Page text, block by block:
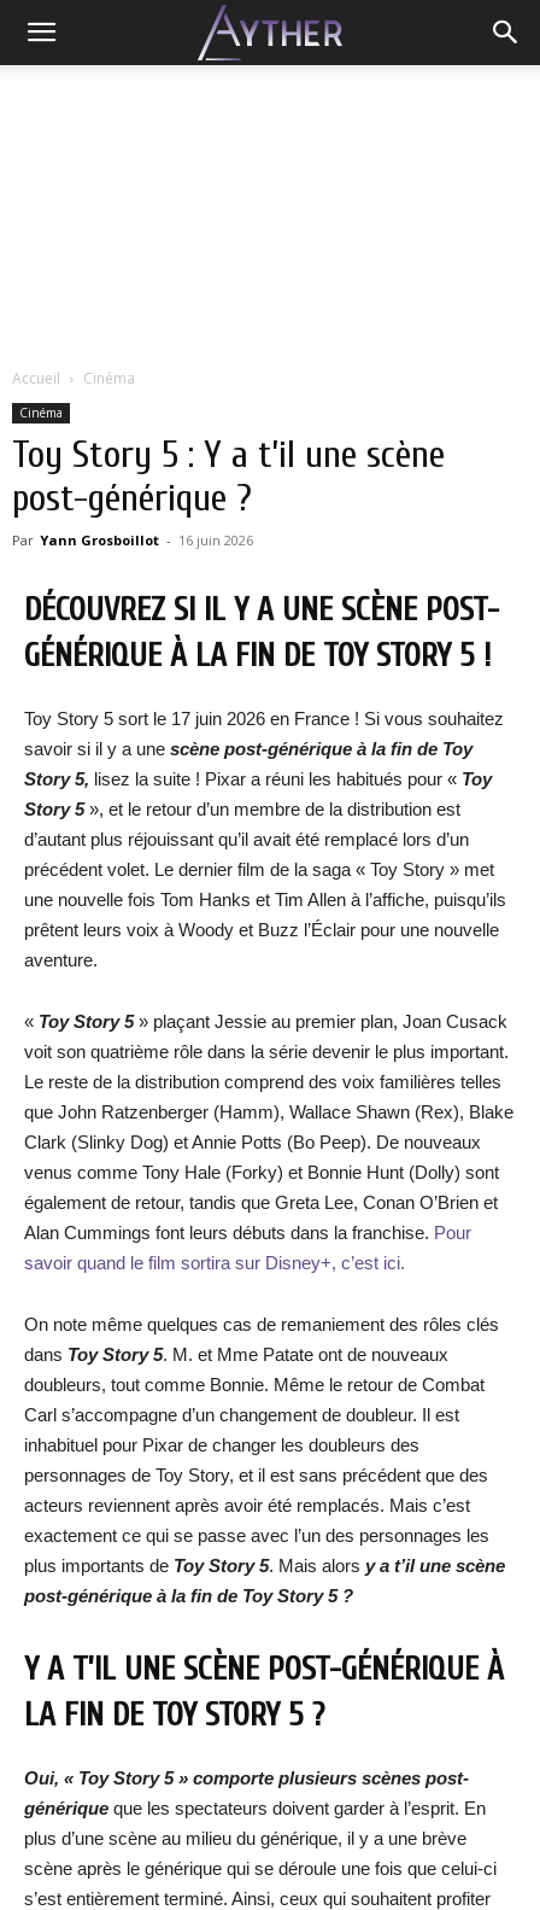
Accueil Cinéma
Cinéma
Toy Story 5 : Y a t’il une scène
post-générique ?
Par Yann Grosboillot - 16 juin 2026
DÉCOUVREZ SI IL Y A UNE SCÈNE POST-
GÉNÉRIQUE À LA FIN DE TOY STORY 5 !
Toy Story 5 sort le 17 juin 2026 en France ! Si vous souhaitez
savoir si il y a une scène post-générique à la fin de Toy
Story 5, lisez la suite ! Pixar a réuni les habitués pour « Toy
Story 5», et le retour d’un membre de la distribution est
d’autant plus réjouissant qu’il avait été remplacé lors d’un
précédent volet. Le dernier film de la saga « Toy Story » met
une nouvelle fois Tom Hanks et Tim Allen à l’affiche, puisqu’ils
prêtent leurs voix à Woody et Buzz l’Éclair pour une nouvelle
aventure.
« Toy Story 5» plaçant Jessie au premier plan, Joan Cusack
voit son quatrième rôle dans la série devenir le plus important.
Le reste de la distribution comprend des voix familières telles
que John Ratzenberger (Hamm), Wallace Shawn (Rex), Blake
Clark (Slinky Dog) et Annie Potts (Bo Peep). De nouveaux
venus comme Tony Hale (Forky) et Bonnie Hunt (Dolly) sont
également de retour, tandis que Greta Lee, Conan O’Brien et
Alan Cummings font leurs débuts dans la franchise. Pour
savoir quand le film sortira sur Disney+, c’est ici.
On note même quelques cas de remaniement des rôles clés
dans Toy Story 5. M. et Mme Patate ont de nouveaux
doubleurs, tout comme Bonnie. Même le retour de Combat
Carl s’accompagne d’un changement de doubleur. Il est
inhabituel pour Pixar de changer les doubleurs des
personnages de Toy Story, et il est sans précédent que des
acteurs reviennent après avoir été remplacés. Mais c’est
exactement ce qui se passe avec l’un des personnages les
plus importants de Toy Story 5. Mais alors y a t’il une scène
post-générique à la fin de Toy Story 5?
Y A T’IL UNE SCÈNE POST-GÉNÉRIQUE À
LA FIN DE TOY STORY 5 ?
Oui, « Toy Story 5 » comporte plusieurs scènes post-
générique que les spectateurs doivent garder à l’esprit. En
plus d’une scène au milieu du générique, il y a une brève
scène après le générique qui se déroule une fois que celui-ci
s’est entièrement terminé. Ainsi, ceux qui souhaitent profiter